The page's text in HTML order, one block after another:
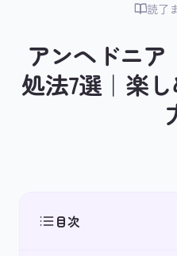
読了
アンヘドニ
処法7選｜楽
目次